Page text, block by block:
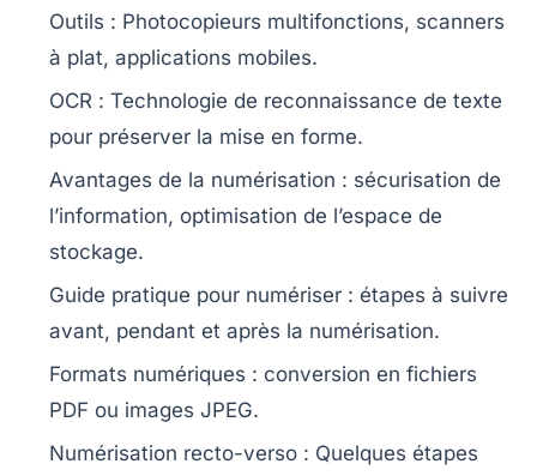
Outils : Photocopieurs multifonctions, scanners
à plat, applications mobiles.
OCR : Technologie de reconnaissance de texte
pour préserver la mise en forme.
Avantages de la numérisation : sécurisation de
l’information, optimisation de l’espace de
stockage.
Guide pratique pour numériser : étapes à suivre
avant, pendant et après la numérisation.
Formats numériques : conversion en fichiers
PDF ou images JPEG.
Numérisation recto-verso : Quelques étapes